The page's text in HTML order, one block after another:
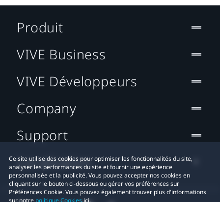
Ce site utilise des cookies pour optimiser les fonctionnalités du site,
analyser les performances du site et fournir une expérience
personnalisée et la publicité. Vous pouvez accepter nos cookies en
cliquant sur le bouton ci-dessous ou gérer vos préférences sur
Préférences Cookie. Vous pouvez également trouver plus d'informations
sur notre politique Cookiesici.
Produit
VIVE Business
VIVE Développeurs
Company
Support
Localisation